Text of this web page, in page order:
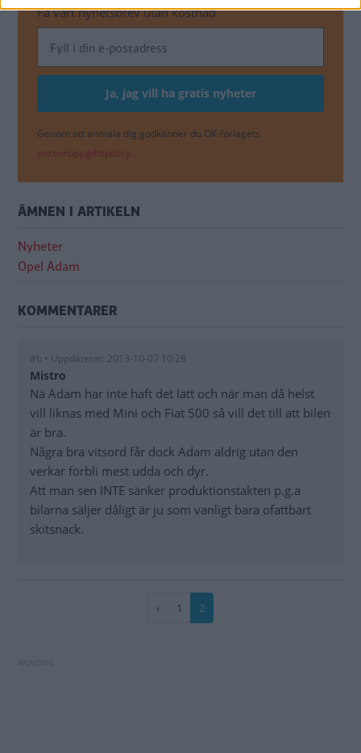
Få vårt nyhetsbrev utan kostnad
Genom att anmäla dig godkänner du OK-förlagets
personuppgiftspolicy.
ÄMNEN I ARTIKELN
Nyheter
Opel Adam
KOMMENTARER
#b • Uppdaterat: 2013-10-07 10:28
Mistro
Nä Adam har inte haft det lätt och när man då helst
vill liknas med Mini och Fiat 500 så vill det till att bilen
är bra.
Några bra vitsord får dock Adam aldrig utan den
verkar förbli mest udda och dyr.
Att man sen INTE sänker produktionstakten p.g.a
bilarna säljer dåligt är ju som vanligt bara ofattbart
skitsnack.
Föregående
‹ Sida
1
Nuvarande
2